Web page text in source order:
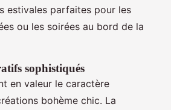
estivales parfaites pour les
ou les soirées au bord de la
sophistiqués
en valeur le caractère
bohème chic. La